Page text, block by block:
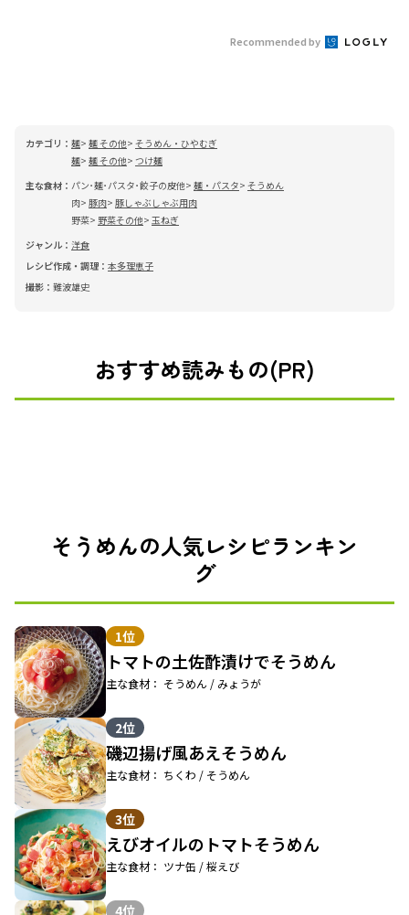
Recommended by
カテゴリ： 麺 麺 その他 そうめん・ひやむぎ
麺 麺 その他
つけ麺
主な食材： パン･麺･パスタ･餃子の皮他 麺・パスタ
そうめん
肉 豚肉 豚しゃぶしゃぶ用肉
野菜
野菜その他 玉ねぎ
ジャンル： 洋食
レシピ作成・調理： 本多理恵子
撮影： 難波雄史
おすすめ読みもの(PR)
そうめんの人気レシピランキン
グ
1位
トマトの土佐酢漬けでそうめん
主な食材： そうめん / みょうが
2位
磯辺揚げ風あえそうめん
主な食材： ちくわ / そうめん
3位
えびオイルのトマトそうめん
主な食材： ツナ缶 / 桜えび
4位